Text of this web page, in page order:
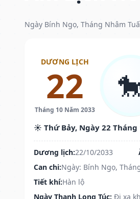
Ngày Bính Ngọ, Tháng Nhâm
DƯƠNG LỊCH
22
Tháng 10 Năm 2033
☀️ Thứ Bảy, Ngày 22 Tháng
Dương lịch:22/10/2033
Can chi:Ngày: Bính Ngọ,
Tiết khí:Hàn lộ
Ngày Thanh Long Túc: Đi xa